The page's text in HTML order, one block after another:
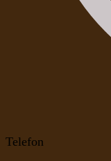
Telefon